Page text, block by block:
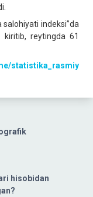
hisobidan
indeksi”da
kiritib, reytingda 61
statistika_rasmiy